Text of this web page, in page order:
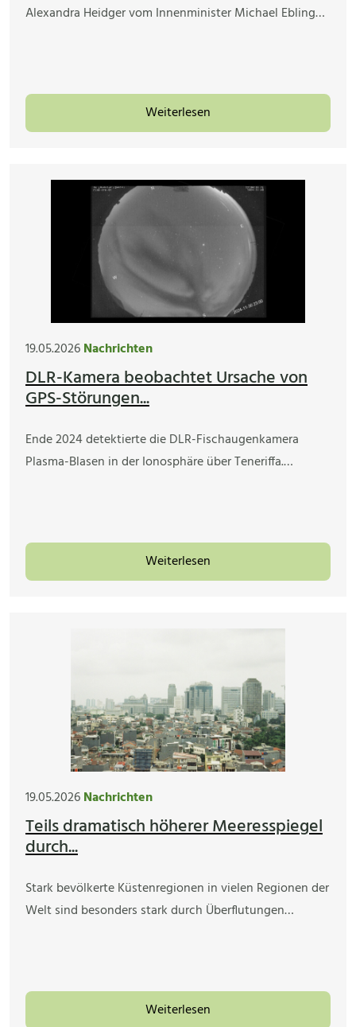
Alexandra Heidger vom Innenminister Michael Ebling…
Weiterlesen
19.05.2026Nachrichten
DLR-Kamera beobachtet Ursache von
GPS-Störungen...
Ende 2024 detektierte die DLR-Fischaugenkamera
Plasma-Blasen in der Ionosphäre über Teneriffa.…
Weiterlesen
19.05.2026Nachrichten
Teils dramatisch höherer Meeresspiegel
durch...
Stark bevölkerte Küstenregionen in vielen Regionen der
Welt sind besonders stark durch Überflutungen…
Weiterlesen